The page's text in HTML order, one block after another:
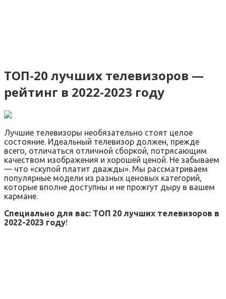
ТОП-20 лучших телевизоров —
рейтинг в 2022-2023 году
Лучшие телевизоры необязательно стоят целое
состояние. Идеальный телевизор должен, прежде
всего, отличаться отличной сборкой, потрясающим
качеством изображения и хорошей ценой. Не забываем
— что «скупой платит дважды». Мы рассматриваем
популярные модели из разных ценовых категорий,
которые вполне доступны и не прожгут дыру в вашем
кармане.
Специально для вас: ТОП 20 лучших телевизоров в
2022-2023 году!